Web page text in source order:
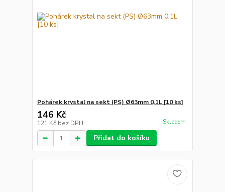
Pohárek krystal na sekt (PS) Ø63mm 0,1L [10 ks]
146 Kč
121 Kč bez DPH Skladem
Přidat do košíku